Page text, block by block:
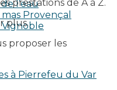
l’eau
Provençal
Vignoble
prestations de A à Z.
plus.
proposer les
à Pierrefeu du Var